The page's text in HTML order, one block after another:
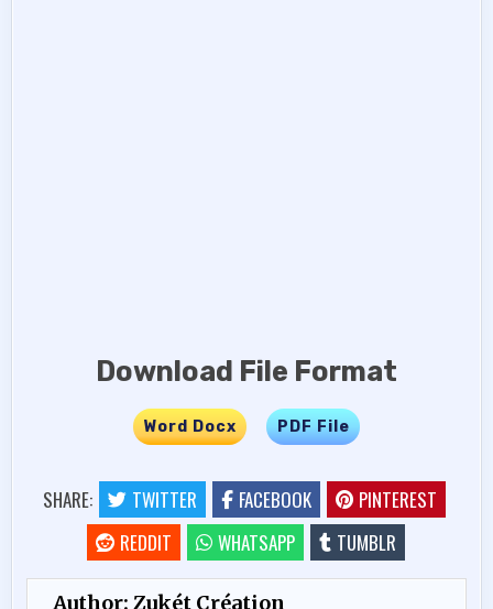
Download File Format
Word Docx ….. PDF File
SHARE: TWITTER FACEBOOK
PINTEREST
REDDIT
WHATSAPP TUMBLR
Author:Zukét Création